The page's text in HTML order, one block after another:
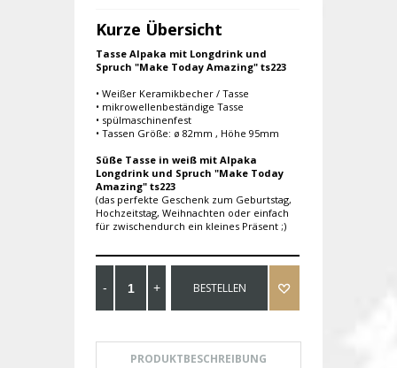
Kurze Übersicht
Tasse Alpaka mit Longdrink und
Spruch "Make Today Amazing" ts223
• Weißer Keramikbecher / Tasse
• mikrowellenbeständige Tasse
• spülmaschinenfest
• Tassen Größe: ø 82mm , Höhe 95mm
Süße Tasse in weiß mit Alpaka
Longdrink und Spruch "Make Today
Amazing" ts223
(das perfekte Geschenk zum Geburtstag,
Hochzeitstag, Weihnachten oder einfach
für zwischendurch ein kleines Präsent ;)
BESTELLEN
PRODUKTBESCHREIBUNG